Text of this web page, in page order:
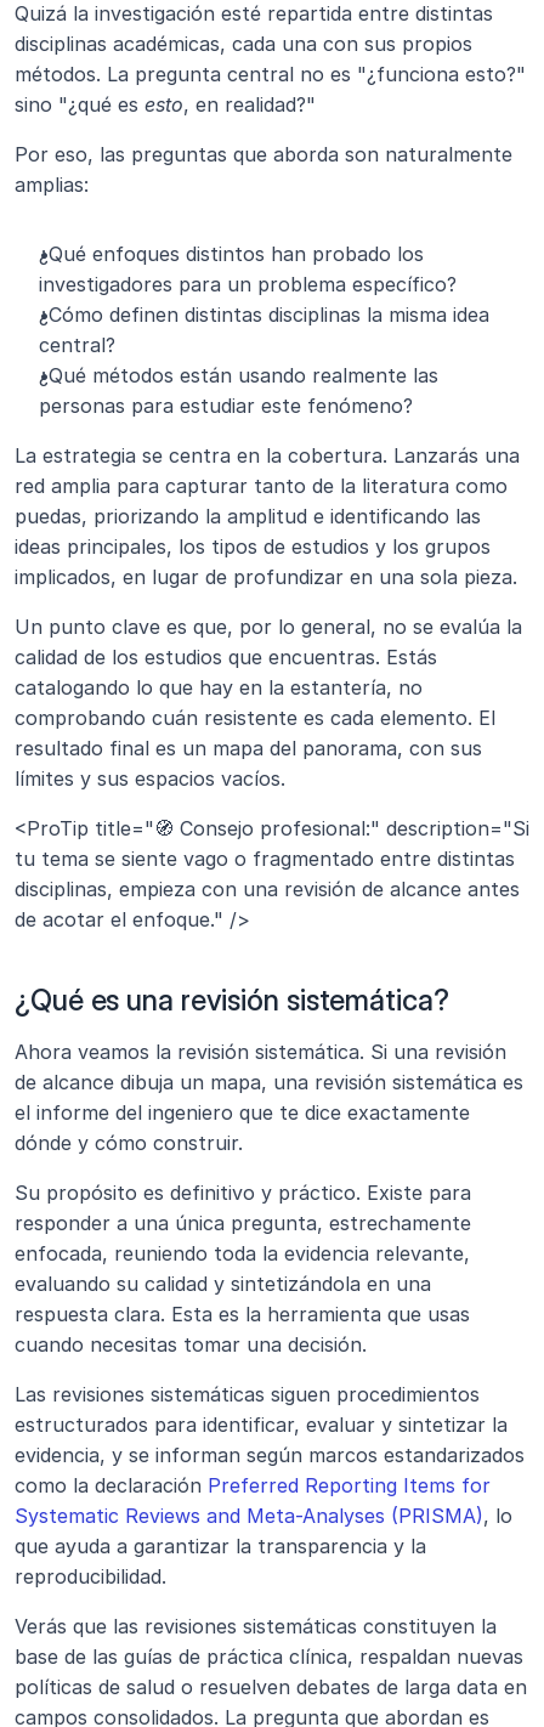
Quizá la investigación esté repartida entre distintas
disciplinas académicas, cada una con sus propios
métodos. La pregunta central no es "¿funciona esto?"
sino "¿qué es esto, en realidad?"
Por eso, las preguntas que aborda son naturalmente
amplias:
¿Qué enfoques distintos han probado los
investigadores para un problema específico?
¿Cómo definen distintas disciplinas la misma idea
central?
¿Qué métodos están usando realmente las
personas para estudiar este fenómeno?
La estrategia se centra en la cobertura. Lanzarás una
red amplia para capturar tanto de la literatura como
puedas, priorizando la amplitud e identificando las
ideas principales, los tipos de estudios y los grupos
implicados, en lugar de profundizar en una sola pieza.
Un punto clave es que, por lo general, no se evalúa la
calidad de los estudios que encuentras. Estás
catalogando lo que hay en la estantería, no
comprobando cuán resistente es cada elemento. El
resultado final es un mapa del panorama, con sus
límites y sus espacios vacíos.
<ProTip title="🧭 Consejo profesional:" description="Si
tu tema se siente vago o fragmentado entre distintas
disciplinas, empieza con una revisión de alcance antes
de acotar el enfoque." />
¿Qué es una revisión sistemática?
Ahora veamos la revisión sistemática. Si una revisión
de alcance dibuja un mapa, una revisión sistemática es
el informe del ingeniero que te dice exactamente
dónde y cómo construir.
Su propósito es definitivo y práctico. Existe para
responder a una única pregunta, estrechamente
enfocada, reuniendo toda la evidencia relevante,
evaluando su calidad y sintetizándola en una
respuesta clara. Esta es la herramienta que usas
cuando necesitas tomar una decisión.
Las revisiones sistemáticas siguen procedimientos
estructurados para identificar, evaluar y sintetizar la
evidencia, y se informan según marcos estandarizados
como la declaración Preferred Reporting Items for
Systematic Reviews and Meta-Analyses (PRISMA), lo
que ayuda a garantizar la transparencia y la
reproducibilidad.
Verás que las revisiones sistemáticas constituyen la
base de las guías de práctica clínica, respaldan nuevas
políticas de salud o resuelven debates de larga data en
campos consolidados. La pregunta que abordan es